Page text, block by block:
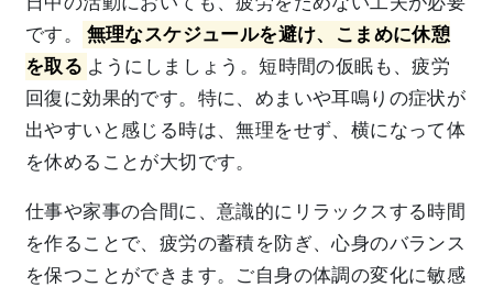
です。
無理なスケジュールを避け、こまめに休憩
を取る ようにしましょう。短時間の仮眠も、疲労
回復に効果的です。特に、めまいや耳鳴りの症状が
出やすいと感じる時は、無理をせず、横になって体
を休めることが大切です。
仕事や家事の合間に、意識的にリラックスする時間
を作ることで、疲労の蓄積を防ぎ、心身のバランス
を保つことができます。ご自身の体調の変化に敏感